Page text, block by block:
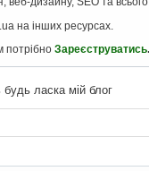
на інших ресурсах.
потрібно Зареєструватись.
будь ласка мій блог